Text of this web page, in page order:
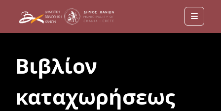
Menu
Βιβλίον
καταχωρήσεως